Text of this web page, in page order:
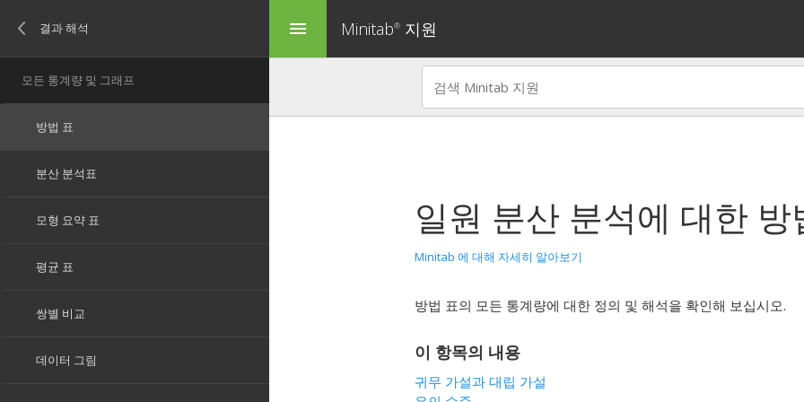
menu Minitab® 지원
일원 분산 분석에 대한 방
Minitab 에 대해 자세히 알아보기
방법 표의 모든 통계량에 대한 정의 및 해석을 확인해 보십시오.
이 항목의 내용
귀무 가설과 대립 가설